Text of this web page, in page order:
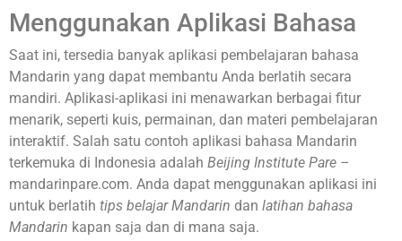
Menggunakan Aplikasi Bahasa
Saat ini, tersedia banyak aplikasi pembelajaran bahasa
Mandarin yang dapat membantu Anda berlatih secara
mandiri. Aplikasi-aplikasi ini menawarkan berbagai fitur
menarik, seperti kuis, permainan, dan materi pembelajaran
interaktif. Salah satu contoh aplikasi bahasa Mandarin
terkemuka di Indonesia adalah Beijing Institute Pare –
mandarinpare.com. Anda dapat menggunakan aplikasi ini
untuk berlatih tips belajar Mandarin dan latihan bahasa
Mandarin kapan saja dan di mana saja.